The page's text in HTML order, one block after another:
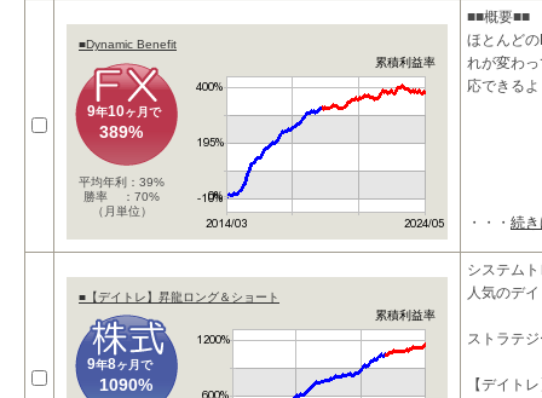
■Dynamic Benefit
累積利益率
9年10ヶ月で
389%
平均年利：39%
勝率 ：70%
（月単位）
■■概要■■
ほとんど
れが変わ
応できる
・・・ 続
■【デイトレ】昇龍ロング＆ショート
累積利益率
9年8ヶ月で
1090%
システム
人気のデ
ストラテ
【デイト